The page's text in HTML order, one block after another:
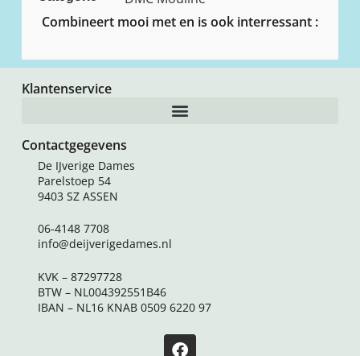
Combineert mooi met en is ook interressant :
Klantenservice
Contactgegevens
De IJverige Dames
Parelstoep 54
9403 SZ ASSEN
06-4148 7708
info@deijverigedames.nl
KVK – 87297728
BTW – NL004392551B46
IBAN – NL16 KNAB 0509 6220 97